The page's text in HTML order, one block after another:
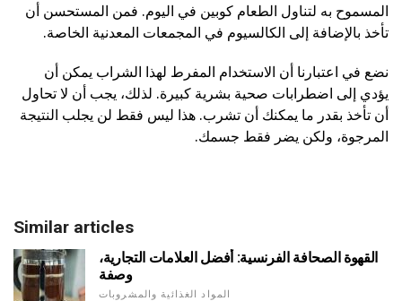
المسموح به لتناول الطعام كوبين في اليوم. فمن المستحسن أن
تأخذ بالإضافة إلى الكالسيوم في المجمعات المعدنية الخاصة.
نضع في اعتبارنا أن الاستخدام المفرط لهذا الشراب يمكن أن
يؤدي إلى اضطرابات صحية بشرية كبيرة. لذلك، يجب أن لا تحاول
أن تأخذ بقدر ما يمكنك أن تشرب. هذا ليس فقط لن يجلب النتيجة
المرجوة، ولكن يضر فقط جسمك.
Similar articles
القهوة الصحافة الفرنسية: أفضل العلامات التجارية،
وصفة
المواد الغذائية والمشروبات